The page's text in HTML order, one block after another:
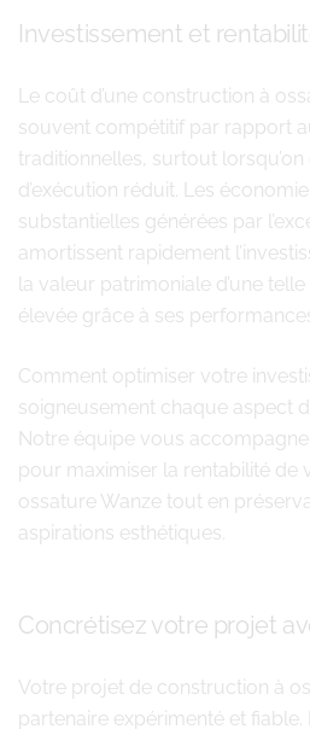
Investissement et
Le coût d’une construction à
souvent compétitif par rapport
traditionnelles, surtout
d’exécution réduit. Les
substantielles générées par
amortissent rapidement
la valeur patrimoniale d’une
élevée grâce à ses
Comment optimiser votre
soigneusement chaque aspect
Notre équipe vous
pour maximiser la rentabilité de
ossature Wanze tout en
aspirations esthétiques.
Concrétisez votre projet
Votre projet de construction à
partenaire expérimenté et